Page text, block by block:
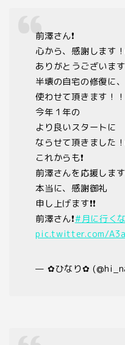
前澤さん❗️
心から、感謝します
ありがとうございます
半壊の自宅の修復に、
使わせて頂きます！！
今年１年の
より良いスタートに
ならせて頂きました
これからも❗️
前澤さんを応援しま
本当に、感謝御礼
申し上げます❗️❗️
前澤さん❗️#月に行く
pic.twitter.com/
— ✿ひなり✿